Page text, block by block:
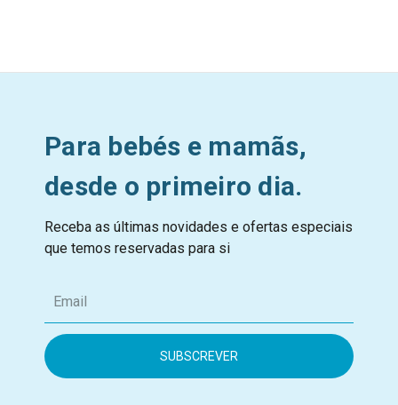
Para bebés e mamãs,
desde o primeiro dia.
Receba as últimas novidades e ofertas especiais
que temos reservadas para si
m
i